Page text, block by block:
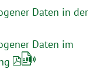
Daten in der
Daten im